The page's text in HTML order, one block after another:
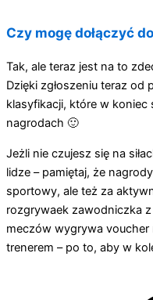
Czy mogę dołączyć
Tak, ale teraz jest na to
Dzięki zgłoszeniu teraz
klasyfikacji, które w koniec
nagrodach 🙂
Jeżli nie czujesz się na
lidze – pamiętaj, że
sportowy, ale też za
rozgrywaek zawodniczka
meczów wygrywa
trenerem – po to, aby w